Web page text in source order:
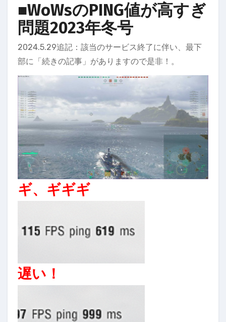
■WoWsのPING値が高すぎ
問題2023年冬号
2024.5.29追記：該当のサービス終了に伴い、最下
部に「続きの記事」がありますので是非！。
ギ、ギギギ
遅い！